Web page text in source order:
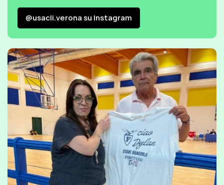
@usacli.verona su Instagram
@usacli.verona su Instagram